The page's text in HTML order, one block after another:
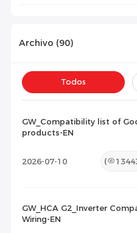
Archivo (90)
Todos
Lista de Compatibilidad
Documento de
GW_Compatibility list of
products-EN
2026-07-10 (
GW_HCA G2_Inverter
Wiring-EN